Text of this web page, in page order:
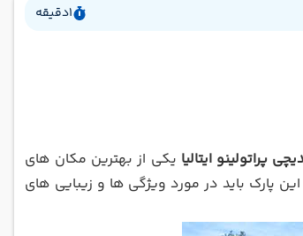
1دقیقه
پراتولینو ایتالیا یکی از بهترین مکان های
این پارک باید در مورد ویژگی ها و زیبایی های